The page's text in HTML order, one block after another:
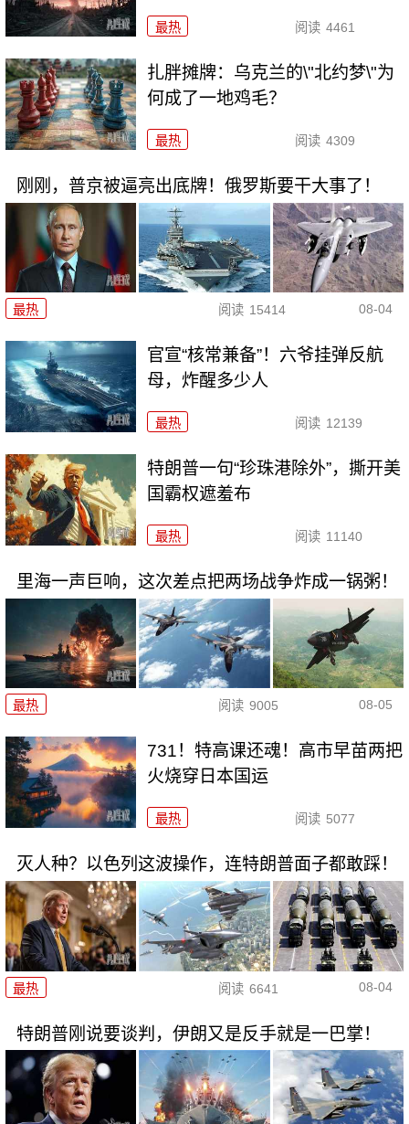
最热 阅读 4461
扎胖摊牌：乌克兰的\"北约梦\"为
何成了一地鸡毛？
最热 阅读 4309
刚刚，普京被逼亮出底牌！俄罗斯要干大事了！
最热 阅读 15414 08-04
官宣“核常兼备”！六爷挂弹反航
母，炸醒多少人
最热 阅读 12139
特朗普一句“珍珠港除外”，撕开美
国霸权遮羞布
最热 阅读 11140
里海一声巨响，这次差点把两场战争炸成一锅粥！
最热 阅读 9005 08-05
731！特高课还魂！高市早苗两把
火烧穿日本国运
最热 阅读 5077
灭人种？以色列这波操作，连特朗普面子都敢踩！
最热 阅读 6641 08-04
特朗普刚说要谈判，伊朗又是反手就是一巴掌！